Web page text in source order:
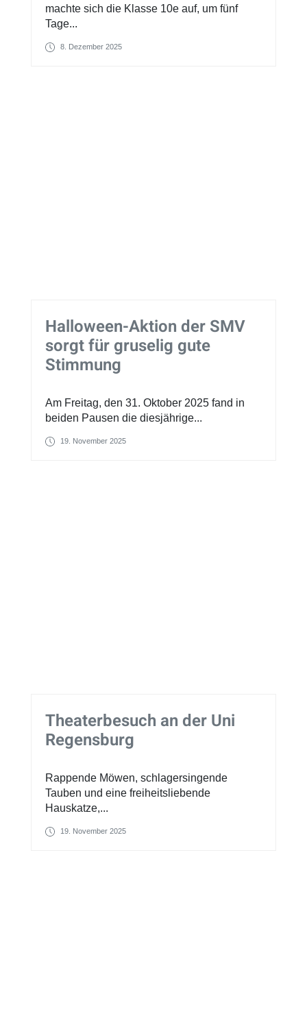
machte sich die Klasse 10e auf, um fünf
Tage...
8. Dezember 2025
Halloween-Aktion der SMV
sorgt für gruselig gute
Stimmung
Am Freitag, den 31. Oktober 2025 fand in
beiden Pausen die diesjährige...
19. November 2025
Theaterbesuch an der Uni
Regensburg
Rappende Möwen, schlagersingende
Tauben und eine freiheitsliebende
Hauskatze,...
19. November 2025